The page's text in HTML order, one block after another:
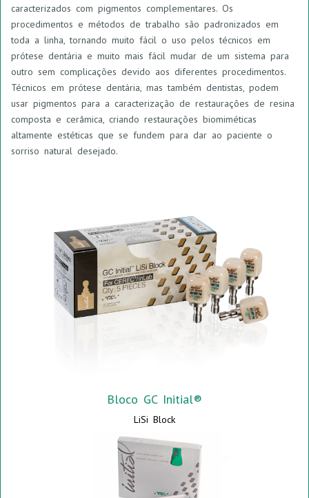
caracterizados com pigmentos complementares. Os
procedimentos e métodos de trabalho são padronizados em
toda a linha, tornando muito fácil o uso pelos técnicos em
prótese dentária e muito mais fácil mudar de um sistema para
outro sem complicações devido aos diferentes procedimentos.
Técnicos em prótese dentária, mas também dentistas, podem
usar pigmentos para a caracterização de restaurações de resina
composta e cerâmica, criando restaurações biomiméticas
altamente estéticas que se fundem para dar ao paciente o
sorriso natural desejado.
Bloco GC Initial®
LiSi Block